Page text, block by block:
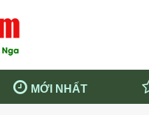
MỚI NHẤT